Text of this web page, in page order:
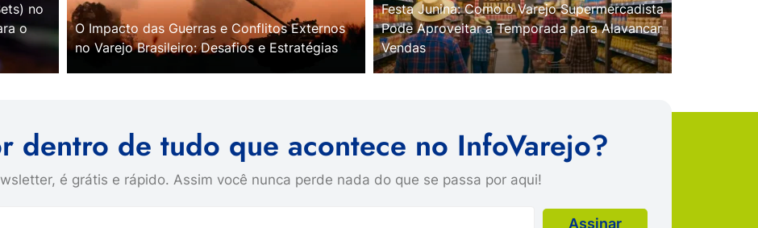
no
o
O Impacto das Guerras e Conflitos Externos
no Varejo Brasileiro: Desafios e Estratégias
Festa Junina: Como o Varejo Supermercadista
Pode Aproveitar a Temporada para Alavancar
Vendas
dentro de tudo que acontece no InfoVarejo?
é grátis e rápido. Assim você nunca perde nada do que se passa por aqui!